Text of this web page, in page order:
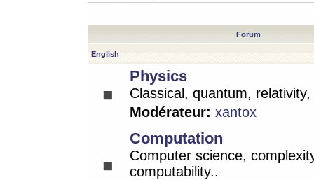
Forum
English
Physics
Classical, quantum,
Modérateur: xantox
Computation
Computer science,
computability..